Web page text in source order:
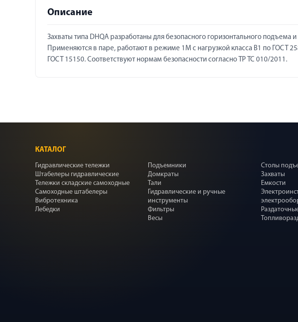
Описание
Захваты типа DHQA разработаны для безопасного горизонтального подъема
Применяются в паре, работают в режиме 1М с нагрузкой класса В1 по ГОСТ
ГОСТ 15150. Соответствуют нормам безопасности согласно ТР ТС 010/2011.
КАТАЛОГ
Гидравлические тележки
Штабелеры гидравлические
Тележки складские самоходные
Самоходные штабелеры
Вибротехника
Лебедки
Подъемники
Домкраты
Тали
Гидравлические и ручные
инструменты
Фильтры
Весы
Столы
Захваты
Емкости